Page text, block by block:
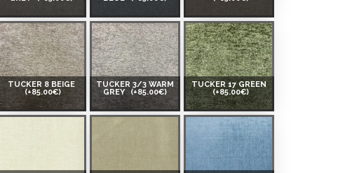
TUCKER 8 BEIGE
(+85.00€)
TUCKER 3/3 WARM
GREY
(+85.00€)
TUCKER 17 GREEN
(+85.00€)